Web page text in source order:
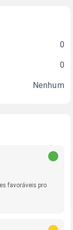
0
0
Nenhum
favoráveis pro